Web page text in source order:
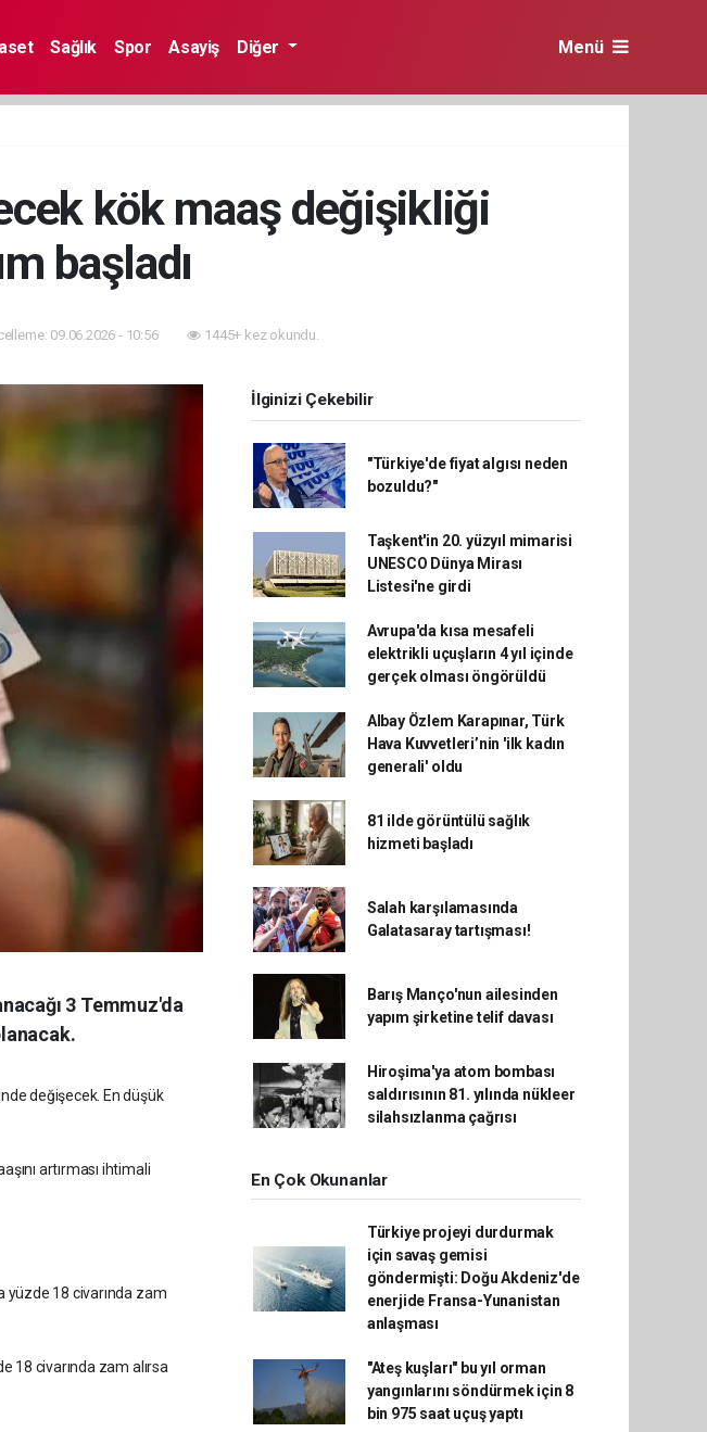
Sağlık Spor Asayiş Diğer Menü
kök maaş değişikliği
başladı
09.06.2026 - 10:56 1445+ kez okundu.
3 Temmuz'da
değişecek. En düşük
artırması ihtimali
yüzde 18 civarında zam
18 civarında zam alırsa
İlginizi Çekebilir
"Türkiye'de fiyat algısı neden
bozuldu?"
Taşkent'in 20. yüzyıl mimarisi
UNESCO Dünya Mirası
Listesi'ne girdi
Avrupa'da kısa mesafeli
elektrikli uçuşların 4 yıl içinde
gerçek olması öngörüldü
Albay Özlem Karapınar, Türk
Hava Kuvvetleri’nin 'ilk kadın
generali' oldu
81 ilde görüntülü sağlık
hizmeti başladı
Salah karşılamasında
Galatasaray tartışması!
Barış Manço'nun ailesinden
yapım şirketine telif davası
Hiroşima'ya atom bombası
saldırısının 81. yılında nükleer
silahsızlanma çağrısı
En Çok Okunanlar
Türkiye projeyi durdurmak
için savaş gemisi
göndermişti: Doğu Akdeniz'de
enerjide Fransa-Yunanistan
anlaşması
"Ateş kuşları" bu yıl orman
yangınlarını söndürmek için 8
bin 975 saat uçuş yaptı